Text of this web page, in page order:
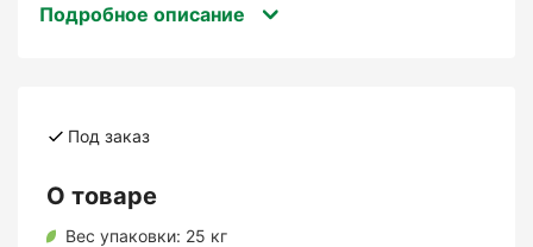
питательных веществ на протяжении
развитием корневой системы и зелёной массы
Для каких растений
Подробное описание
Под заказ
О товаре
Вес упаковки: 25 кг